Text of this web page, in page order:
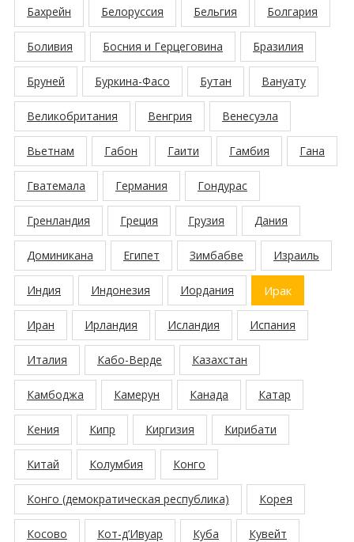
Бахрейн Белоруссия Бельгия Болгария
Боливия Босния и Герцеговина Бразилия
Бруней Буркина-Фасо Бутан Вануату
Великобритания Венгрия Венесуэла
Вьетнам Габон Гаити Гамбия Гана
Гватемала Германия Гондурас
Гренландия Греция Грузия Дания
Доминикана Египет Зимбабве Израиль
Индия Индонезия Иордания Ирак
Иран Ирландия Исландия Испания
Италия Кабо-Верде Казахстан
Камбоджа Камерун Канада Катар
Кения Кипр Киргизия Кирибати
Китай Колумбия Конго
Конго (демократическая республика) Корея
Косово Кот-д’Ивуар Куба Кувейт